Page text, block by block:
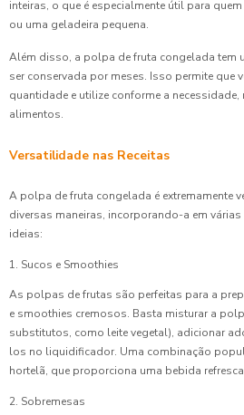
inteiras, o que é especialmente útil para
ou uma geladeira pequena.
Além disso, a polpa de fruta congelada tem
ser conservada por meses. Isso permite que
quantidade e utilize conforme a
alimentos.
Versatilidade nas Receitas
A polpa de fruta congelada é extremamente
diversas maneiras, incorporando-a em
ideias:
1. Sucos e Smoothies
As polpas de frutas são perfeitas para a
e smoothies cremosos. Basta misturar a
substitutos, como leite vegetal), adicionar
los no liquidificador. Uma combinação
hortelã, que proporciona uma bebida
2. Sobremesas